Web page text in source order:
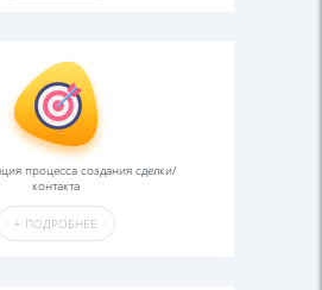
процесса создания сделки/
контакта
+ ПОДРОБНЕЕ